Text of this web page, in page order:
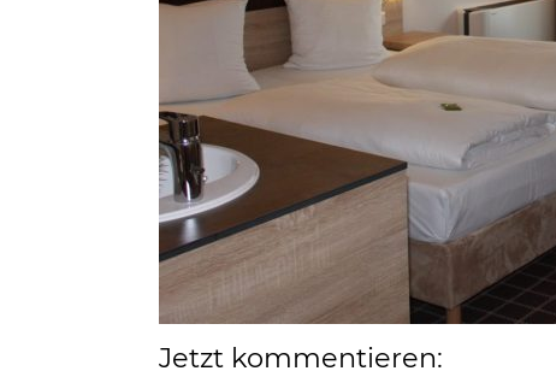
Jetzt kommentieren: